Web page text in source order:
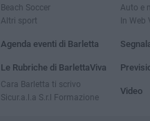
Beach Soccer
Altri sport
Agenda eventi di Barletta
Le Rubriche di BarlettaViva
Cara Barletta ti scrivo
Sicur.a.l.a S.r.l Formazione
Auto e
In Web
Video